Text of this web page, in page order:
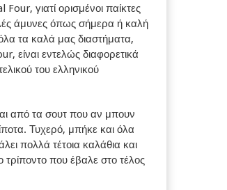
γιατί ορισμένοι παίκτες
άμυνες όπως σήμερα ή καλή
τα καλά μας διαστήματα,
είναι εντελώς διαφορετικά
του ελληνικού
από τα σουτ που αν μπουν
Τυχερό, μπήκε και όλα
πολλά τέτοια καλάθια και
τρίποντο που έβαλε στο τέλος